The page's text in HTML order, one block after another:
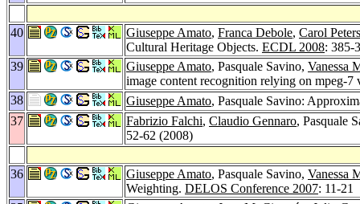
40 Giuseppe Amato, Franca Debole, Carol Peters
Cultural Heritage Objects. ECDL 2008: 385-
39
Giuseppe Amato, Pasquale Savino, Vanessa
image content recognition relying on mpeg-7
38
Giuseppe Amato, Pasquale Savino:
37
Fabrizio Falchi, Claudio Gennaro, Pasquale
52-62 (2008)
36 Giuseppe Amato, Pasquale Savino, Vanessa
Weighting. DELOS Conference 2007: 11-21